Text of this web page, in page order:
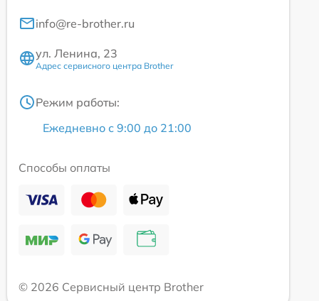
info@re-brother.ru
ул. Ленина, 23
Адрес сервисного центра Brother
Режим работы:
Ежедневно с 9:00 до 21:00
Способы оплаты
© 2026 Сервисный центр Brother